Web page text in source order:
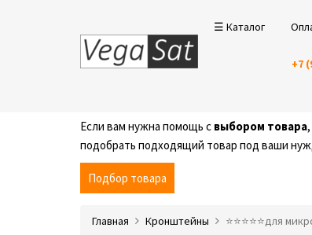
☰ Каталог
+7
Если вам нужна помощь с выбором товара
подобрать подходящий товар под ваши
Подбор товара
Главная Кронштейны ⭐️⭐️⭐️⭐️⭐️для